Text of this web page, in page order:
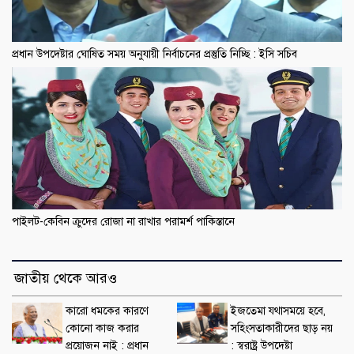
প্রধান উপদেষ্টার ঘোষিত সময় অনুযায়ী নির্বাচনের প্রস্তুতি নিচ্ছি : ইসি সচিব
পাইলট-কেবিন ক্রুদের রোজা না রাখার পরামর্শ পাকিস্তানে
জাতীয় থেকে আরও
কারো ধমকের কারণে
কোনো কাজ করার
প্রয়োজন নাই : প্রধান
ইজতেমা যথাসময়ে হবে,
সহিংসতাকারীদের ছাড় নয়
: স্বরাষ্ট্র উপদেষ্টা